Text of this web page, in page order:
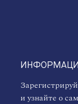
и узнайте о